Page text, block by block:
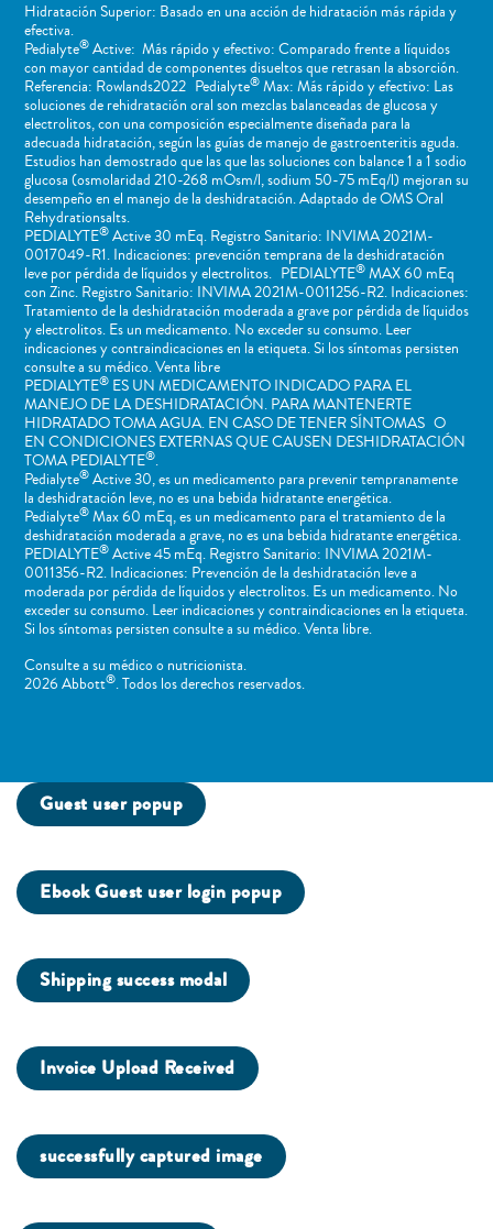
Hidratación Superior: Basado en una acción de hidratación más rápida y
efectiva.
Pedialyte®Active: Más rápido y efectivo: Comparado frente a líquidos
con mayor cantidad de componentes disueltos que retrasan la absorción.
Referencia: Rowlands2022 Pedialyte®Max: Más rápido y efectivo: Las
soluciones de rehidratación oral son mezclas balanceadas de glucosa y
electrolitos, con una composición especialmente diseñada para la
adecuada hidratación, según las guías de manejo de gastroenteritis aguda.
Estudios han demostrado que las que las soluciones con balance 1 a 1 sodio
glucosa (osmolaridad 210-268 mOsm/l, sodium 50-75 mEq/l) mejoran su
desempeño en el manejo de la deshidratación. Adaptado de OMS Oral
Rehydrationsalts.
PEDIALYTE®Active 30 mEq. Registro Sanitario: INVIMA 2021M-
0017049-R1. Indicaciones: prevención temprana de la deshidratación
leve por pérdida de líquidos y electrolitos. PEDIALYTE®MAX 60 mEq
con Zinc. Registro Sanitario: INVIMA 2021M-0011256-R2. Indicaciones:
Tratamiento de la deshidratación moderada a grave por pérdida de líquidos
y electrolitos. Es un medicamento. No exceder su consumo. Leer
indicaciones y contraindicaciones en la etiqueta. Si los síntomas persisten
consulte a su médico. Venta libre
PEDIALYTE®ES UN MEDICAMENTO INDICADO PARA EL
MANEJO DE LA DESHIDRATACIÓN. PARA MANTENERTE
HIDRATADO TOMA AGUA. EN CASO DE TENER SÍNTOMAS O
EN CONDICIONES EXTERNAS QUE CAUSEN DESHIDRATACIÓN
TOMA PEDIALYTE®.
Pedialyte®Active 30, es un medicamento para prevenir tempranamente
la deshidratación leve, no es una bebida hidratante energética.
Pedialyte®Max 60 mEq, es un medicamento para el tratamiento de la
deshidratación moderada a grave, no es una bebida hidratante energética.
PEDIALYTE®Active 45 mEq. Registro Sanitario: INVIMA 2021M-
0011356-R2. Indicaciones: Prevención de la deshidratación leve a
moderada por pérdida de líquidos y electrolitos. Es un medicamento. No
exceder su consumo. Leer indicaciones y contraindicaciones en la etiqueta.
Si los síntomas persisten consulte a su médico. Venta libre.
Consulte a su médico o nutricionista.
2026 Abbott®. Todos los derechos reservados.
Guest user popup
Ebook Guest user login popup
Shipping success modal
Invoice Upload Received
successfully captured image